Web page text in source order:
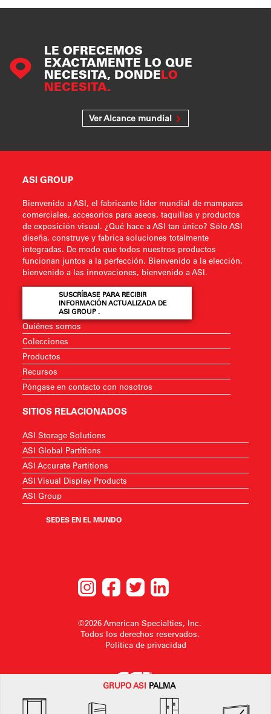
LE OFRECEMOS
EXACTAMENTE LO QUE
NECESITA, DONDELO
NECESITA.
Ver Alcance mundial
GRUPOASI PALMA
ASI GROUP
Bienvenido a ASI, el fabricante líder mundial de mamparas
comerciales, accesorios para aseos, taquillas y productos
de exposición visual. ¿Qué hace a ASI tan único? Sólo ASI
diseña, construye y fabrica soluciones totalmente
integradas. De modo que todos nuestros productos
funcionan juntos a la perfección. Bienvenido a la elección,
bienvenido a las innovaciones, bienvenido a ASI.
SUSCRÍBASE PARA RECIBIR
INFORMACIÓN ACTUALIZADA DE
ASI GROUP .
Quiénes somos
Colecciones
Productos
Recursos
Póngase en contacto con nosotros
SITIOS RELACIONADOS
ASI Storage Solutions
ASI Global Partitions
ASI Accurate Partitions
ASI Visual Display Products
ASI Group
SEDES EN EL MUNDO
©2026 American Specialties, Inc.
Todos los derechos reservados.
Política de privacidad